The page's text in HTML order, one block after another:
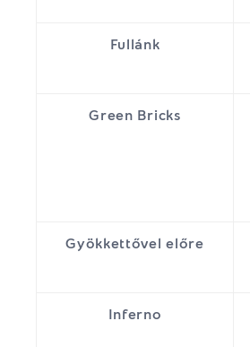
Fullánk
Green Bricks
Gyökkettővel előre
Inferno